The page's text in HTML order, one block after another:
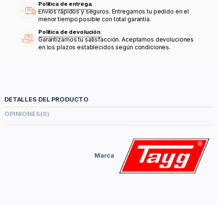
Política de entrega.
Envíos rápidos y seguros. Entregamos tu pedido en el
menor tiempo posible con total garantía.
Política de devolución.
Garantizamos tu satisfacción. Aceptamos devoluciones
en los plazos establecidos según condiciones.
DETALLES DEL PRODUCTO
OPINIONES(0)
Marca